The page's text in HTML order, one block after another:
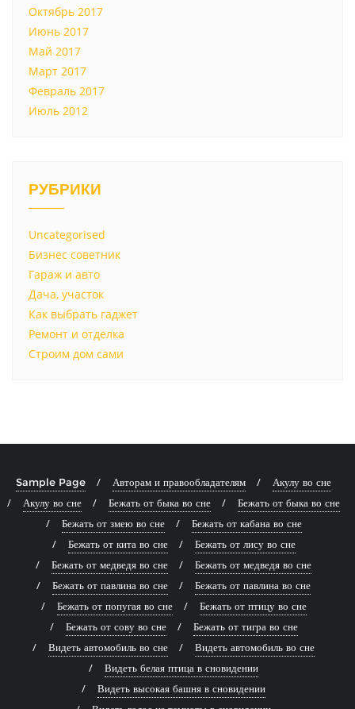
Октябрь 2017
Июнь 2017
Май 2017
Март 2017
Февраль 2017
Июль 2012
РУБРИКИ
Uncategorised
Бизнес советник
Гараж и авто
Дача, участок
Как выбрать гаджет
Ремонт и отделка
Строим дом сами
Sample Page Авторам и правообладателям
Акулу во сне
Акулу во сне
Бежать от быка во сне
Бежать от быка во сне
Бежать от змею во сне
Бежать от кабана во сне
Бежать от кита во сне
Бежать от лису во сне
Бежать от медведя во сне
Бежать от медведя во сне
Бежать от павлина во сне
Бежать от павлина во сне
Бежать от попугая во сне
Бежать от птицу во сне
Бежать от сову во сне
Бежать от тигра во сне
Видеть автомобиль во сне
Видеть автомобиль во сне
Видеть белая птица в сновидении
Видеть высокая башня в сновидении